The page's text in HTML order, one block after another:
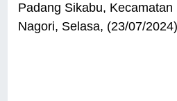
Padang Sikabu, Kecamatan
Nagori, Selasa, (23/07/